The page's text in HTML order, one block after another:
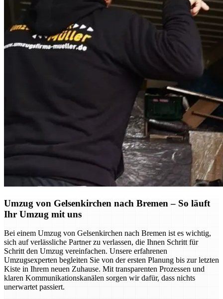
Umzug von Gelsenkirchen nach Bremen – So läuft
Ihr Umzug mit uns
Bei einem Umzug von Gelsenkirchen nach Bremen ist es wichtig,
sich auf verlässliche Partner zu verlassen, die Ihnen Schritt für
Schritt den Umzug vereinfachen. Unsere erfahrenen
Umzugsexperten begleiten Sie von der ersten Planung bis zur letzten
Kiste in Ihrem neuen Zuhause. Mit transparenten Prozessen und
klaren Kommunikationskanälen sorgen wir dafür, dass nichts
unerwartet passiert.